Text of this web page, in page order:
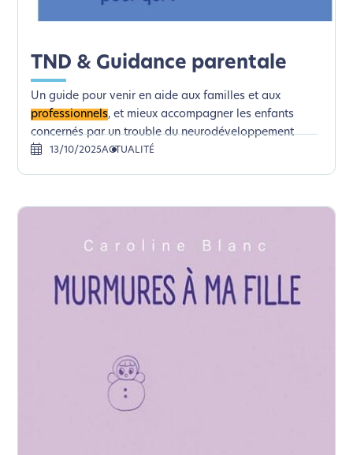
TND & Guidance parentale
Un guide pour venir en aide aux familles et aux
professionnels, et mieux accompagner les enfants
concernés par un trouble du neurodéveloppement
13/10/2025ACTUALITÉ